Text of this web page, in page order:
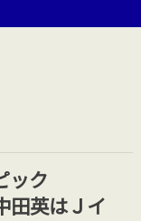
ック
田英はＪイ